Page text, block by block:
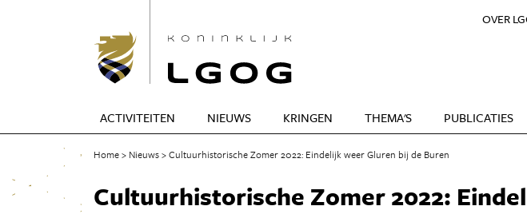
ACTIVITEITEN NIEUWS KRINGEN THEMA'S PUBLICATIES
OVER
Home Nieuws Cultuurhistorische Zomer 2022: Eindelijk weer Gluren bij de Buren
Cultuurhistorische Zomer 2022: